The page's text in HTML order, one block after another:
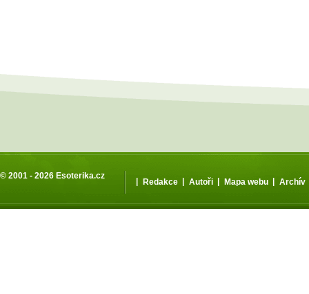
© 2001 - 2026 Esoterika.cz
| Redakce | Autoři | Mapa webu | Archív